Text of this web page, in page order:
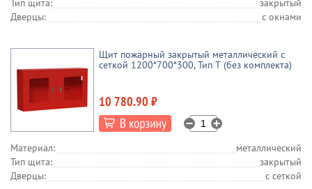
Тип щита:
закрытый
Дверцы:
с окнами
Щит пожарный закрытый металлический с
сеткой 1200*700*300, Тип Т (без комплекта)
10 780.90 ₽
Материал:
металлический
Тип щита:
закрытый
Дверцы:
с сеткой